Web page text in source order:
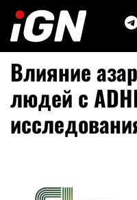
content
Влияние
людей с